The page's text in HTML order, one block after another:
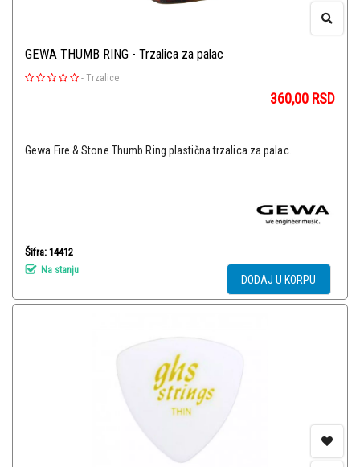
GEWA THUMB RING - Trzalica za palac
- Trzalice
360,00 RSD
Gewa Fire & Stone Thumb Ring plastična trzalica za palac.
Šifra: 14412
Na stanju
DODAJ U KORPU